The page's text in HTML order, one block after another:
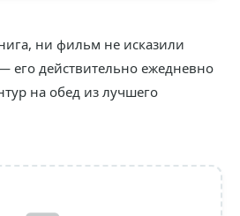
ни фильм не исказили
его действительно ежедневно
на обед из лучшего